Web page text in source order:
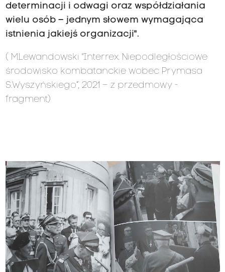
determinacji i odwagi oraz współdziałania
wielu osób – jednym słowem wymagająca
istnienia jakiejś organizacji".
( M.Lewandowski "Interrex. Niepodległościowe
środowisko kombatanckie wobec Prymasa
S.Wyszyńskiego”, 2021 – z przedmowy -
fragment)